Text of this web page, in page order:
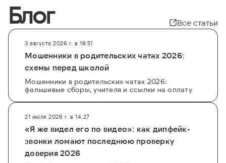
Блог Все статьи
3 августа 2026 г. в 18:51
Мошенники в родительских чатах 2026:
схемы перед школой
Мошенники в родительских чатах 2026:
фальшивые сборы, учителя и ссылки на оплату
21 июля 2026 г. в 14:27
«Я же видел его по видео»: как дипфейк-
звонки ломают последнюю проверку
доверия 2026